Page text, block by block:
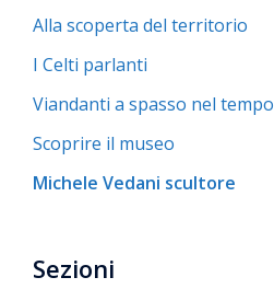
Alla scoperta del territorio
I Celti parlanti
Viandanti a spasso nel tempo
Scoprire il museo
Michele Vedani scultore
Sezioni